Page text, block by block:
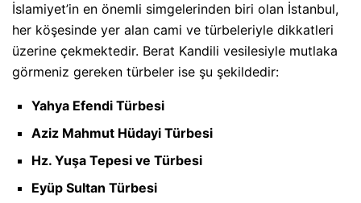
İslamiyet’in en önemli simgelerinden biri olan İstanbul,
her köşesinde yer alan cami ve türbeleriyle dikkatleri
üzerine çekmektedir. Berat Kandili vesilesiyle mutlaka
görmeniz gereken türbeler ise şu şekildedir:
Yahya Efendi Türbesi
Aziz Mahmut Hüdayi Türbesi
Hz. Yuşa Tepesi ve Türbesi
Eyüp Sultan Türbesi